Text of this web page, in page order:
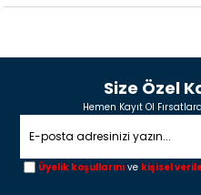
Size Özel
Hemen Kayıt Ol
Üyelik koşullarını ve kişisel